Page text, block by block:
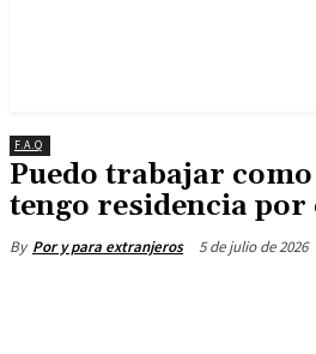
F.A.Q
Puedo trabajar
tengo residencia por
By Por y para extranjeros 5 de julio de 2026